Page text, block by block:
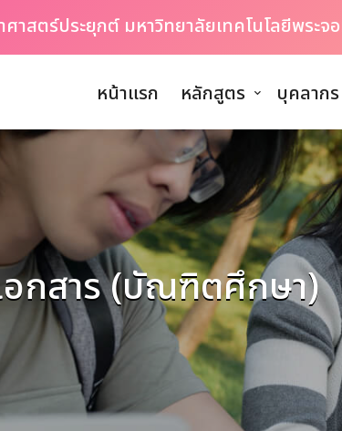
าสตร์ประยุกต์ มหาวิทยาลัยเทคโนโลยีพระจ
หน้าแรก หลักสูตร บุคลากร
อกสาร (บัณฑิตศึกษา)